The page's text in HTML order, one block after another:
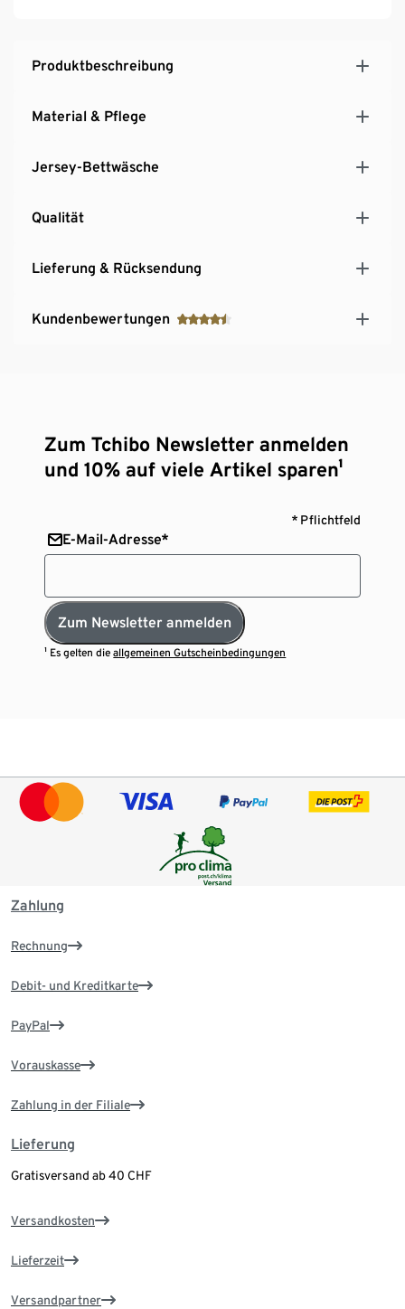
Produktbeschreibung
Material & Pflege
Jersey-Bettwäsche
Qualität
Lieferung & Rücksendung
Kundenbewertungen
Zum Tchibo Newsletter anmelden
und 10% auf viele Artikel sparen¹
* Pflichtfeld
E-Mail-Adresse*
Zum Newsletter anmelden
¹ Es gelten dieallgemeinen Gutscheinbedingungen
Zahlung
Rechnung
Debit- und Kreditkarte
PayPal
Vorauskasse
Zahlung in der Filiale
Lieferung
Gratisversand ab 40 CHF
Versandkosten
Lieferzeit
Versandpartner